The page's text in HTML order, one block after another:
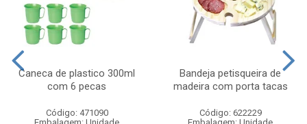
Caneca de plastico 300ml
com 6 pecas
Código: 471090
Bandeja petisqueira de
madeira com porta tacas
Código: 622229